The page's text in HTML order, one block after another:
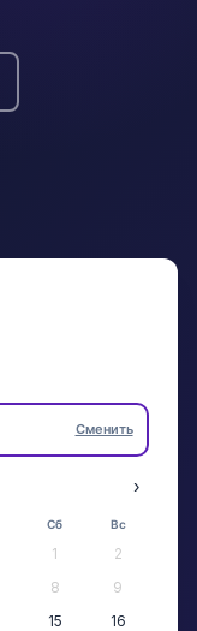
Сменить
›
Сб Вс
1
2
8
9
15
16